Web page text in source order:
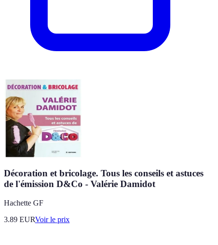
Décoration et bricolage. Tous les conseils et astuces
de l'émission D&Co - Valérie Damidot
Hachette GF
3.89 EURVoir le prix